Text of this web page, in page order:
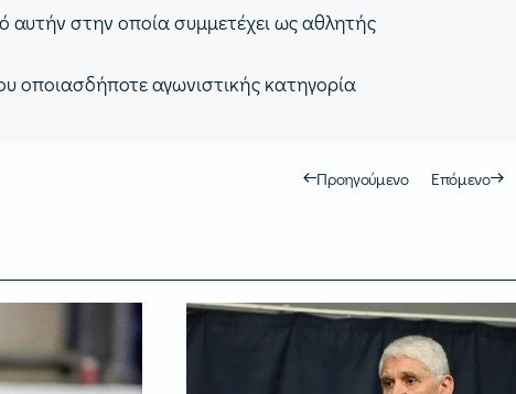
αυτήν στην οποία συμμετέχει ως αθλητής
οποιασδήποτε αγωνιστικής κατηγορία
Προηγούμενο Επόμενο